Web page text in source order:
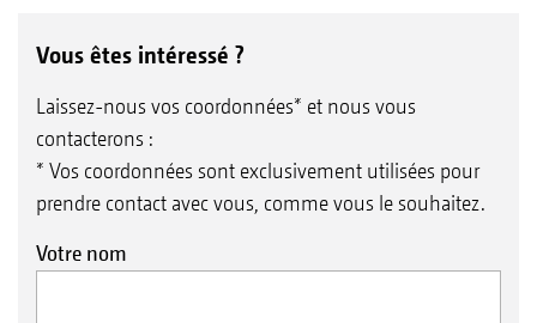
Vous êtes intéressé ?
Laissez-nous vos coordonnées* et nous vous
contacterons :
* Vos coordonnées sont exclusivement utilisées pour
prendre contact avec vous, comme vous le souhaitez.
Votre nom